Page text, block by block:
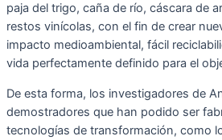
paja del trigo, caña de río, cáscara de
restos vinícolas, con el fin de crear
impacto medioambiental, fácil
vida perfectamente definido para el
De esta forma, los investigadores de
demostradores que han podido ser
tecnologías de transformación, como